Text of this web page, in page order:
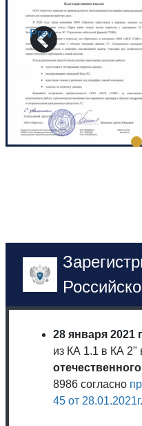
Prev
28 января 2021
из КА 1.1 в КА 2"
8986 согласно
45 от 28.01.2021г.